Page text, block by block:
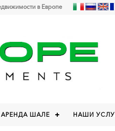
в Европе
АРЕНДА ШАЛЕ НАШИ